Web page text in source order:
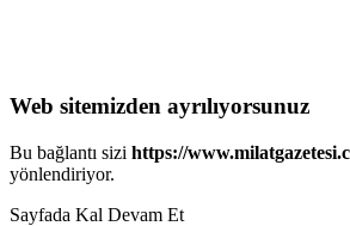
Web sitemizden ayrılıyorsunuz
Bu bağlantı sizi https://
yönlendiriyor.
Sayfada Kal Devam Et